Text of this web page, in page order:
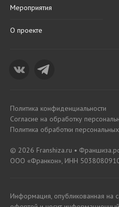
Мероприятия
О проекте
Политика конфиденциальности
Согласие на обработку
Политика обработки
© 2026 Franshiza.ru •
ООО «Франкон», ИНН
Информация, опубликованная на